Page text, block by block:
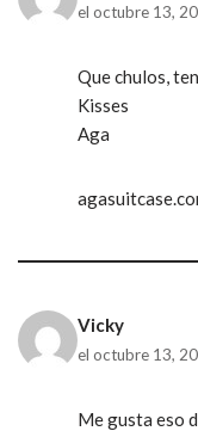
el octubre 13,
Que chulos,
Kisses
Aga
Vicky
el octubre 13,
Me gusta eso